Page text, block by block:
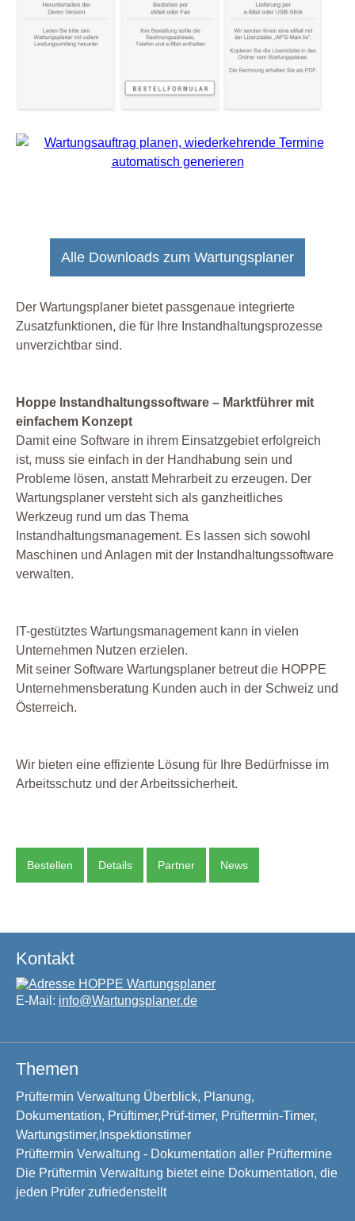
Alle Downloads zum Wartungsplaner
Der Wartungsplaner bietet passgenaue integrierte
Zusatzfunktionen, die für Ihre Instandhaltungsprozesse
unverzichtbar sind.
Hoppe Instandhaltungssoftware – Marktführer mit
einfachem Konzept
Damit eine Software in ihrem Einsatzgebiet erfolgreich
ist, muss sie einfach in der Handhabung sein und
Probleme lösen, anstatt Mehrarbeit zu erzeugen. Der
Wartungsplaner versteht sich als ganzheitliches
Werkzeug rund um das Thema
Instandhaltungsmanagement. Es lassen sich sowohl
Maschinen und Anlagen mit der Instandhaltungssoftware
verwalten.
IT-gestütztes Wartungsmanagement kann in vielen
Unternehmen Nutzen erzielen.
Mit seiner Software Wartungsplaner betreut die HOPPE
Unternehmensberatung Kunden auch in der Schweiz und
Österreich.
Wir bieten eine effiziente Lösung für Ihre Bedürfnisse im
Arbeitsschutz und der Arbeitssicherheit.
Bestellen Details Partner News
Kontakt
E-Mail: info@Wartungsplaner.de
Themen
Prüftermin Verwaltung Überblick, Planung,
Dokumentation, Prüftimer,Prüf-timer, Prüftermin-Timer,
Wartungstimer,Inspektionstimer
Prüftermin Verwaltung - Dokumentation aller Prüftermine
Die Prüftermin Verwaltung bietet eine Dokumentation, die
jeden Prüfer zufriedenstellt